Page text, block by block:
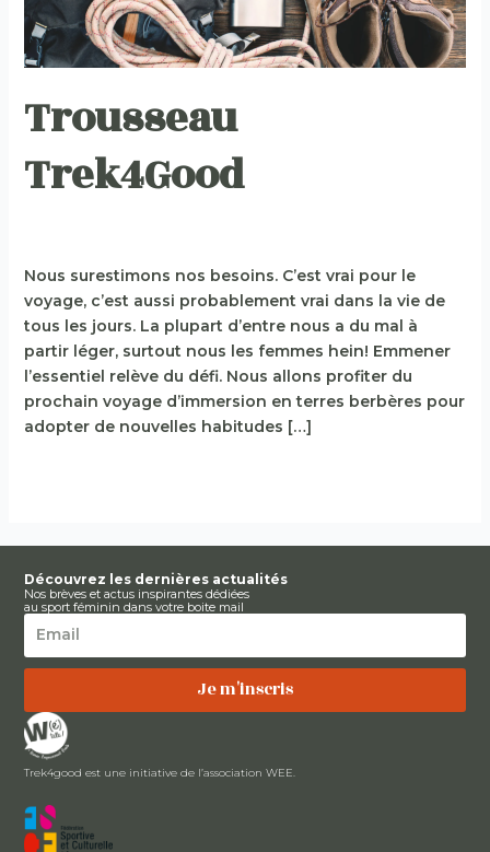
Trousseau
Trek4Good
Nous surestimons nos besoins. C’est vrai pour le
voyage, c’est aussi probablement vrai dans la vie de
tous les jours. La plupart d’entre nous a du mal à
partir léger, surtout nous les femmes hein! Emmener
l’essentiel relève du défi. Nous allons profiter du
prochain voyage d’immersion en terres berbères pour
adopter de nouvelles habitudes […]
Découvrez les dernières actualités
Nos brèves et actus inspirantes dédiées
au sport féminin dans votre boite mail
Je m'inscris
Trek4good est une initiative de l’association WEE.